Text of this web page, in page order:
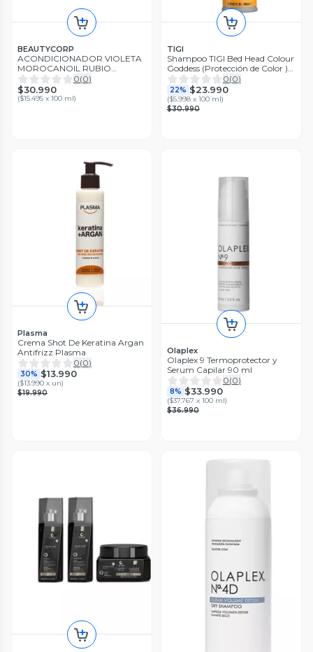
BEAUTYCORP
ACONDICIONADOR VIOLETA
MOROCANOIL RUBIO
PERFECTO 200 ML
0(0)
$30.990
($15.495 x 100 ml)
TIGI
Shampoo TIGI Bed Head Colour
Goddess (Protección de Color )
400 ml
0(0)
22% $23.990
($5.998 x 100 ml)
$30.990
Plasma
Crema Shot De Keratina Argan
Antifrizz Plasma
0(0)
30% $13.990
($13.990 x un)
$19.990
Olaplex
Olaplex 9 Termoprotector y
Serum Capilar 90 ml
0(0)
8% $33.990
($37.767 x 100 ml)
$36.990